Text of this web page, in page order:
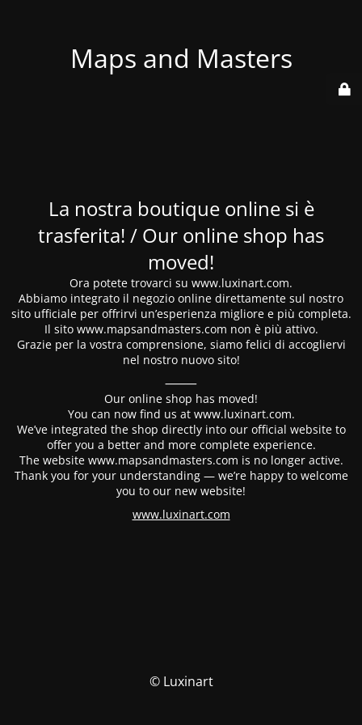
Maps and Masters
La nostra boutique online si è
trasferita! / Our online shop has
moved!
Ora potete trovarci su www.luxinart.com.
Abbiamo integrato il negozio online direttamente sul nostro
sito ufficiale per offrirvi un’esperienza migliore e più completa.
Il sito www.mapsandmasters.com non è più attivo.
Grazie per la vostra comprensione, siamo felici di accogliervi
nel nostro nuovo sito!
⸻
Our online shop has moved!
You can now find us at www.luxinart.com.
We’ve integrated the shop directly into our official website to
offer you a better and more complete experience.
The website www.mapsandmasters.com is no longer active.
Thank you for your understanding — we’re happy to welcome
you to our new website!
www.luxinart.com
© Luxinart